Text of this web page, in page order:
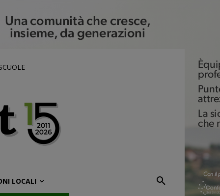
LOCALI